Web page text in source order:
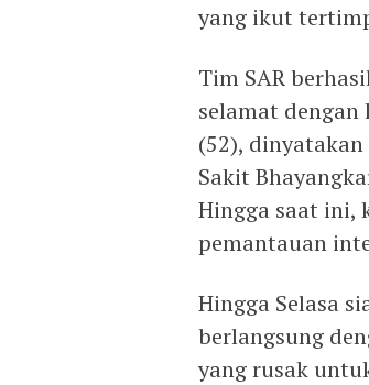
yang ikut
Tim SAR
selamat
(52),
Sakit
Hingga saat ini,
pemantauan
Hingga Selasa
berlangsung
yang rusak